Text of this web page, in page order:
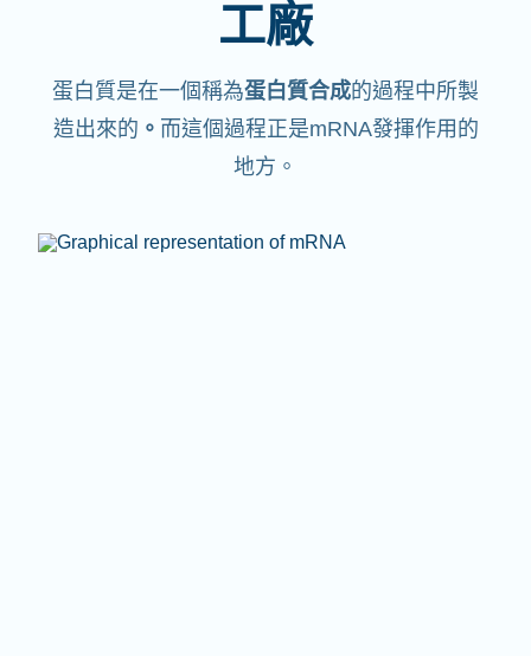
工廠
蛋白質是在一個稱為蛋白質合成的過程中所製
造出來的 。 而這個過程正是mRNA發揮作用的
地方。